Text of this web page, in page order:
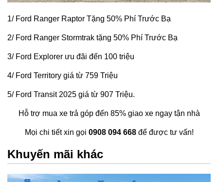
1/ Ford Ranger Raptor Tặng 50% Phí Trước Bạ
2/ Ford Ranger Stormtrak tặng 50% Phí Trước Bạ
3/ Ford Explorer ưu đãi đến 100 triệu
4/ Ford Territory giá từ 759 Triệu
5/ Ford Transit 2025 giá từ 907 Triệu.
Hỗ trợ mua xe trả góp đến 85% giao xe ngay tận nhà
Mọi chi tiết xin gọi 0908 094 668để được tư vấn!
Khuyến mãi khác